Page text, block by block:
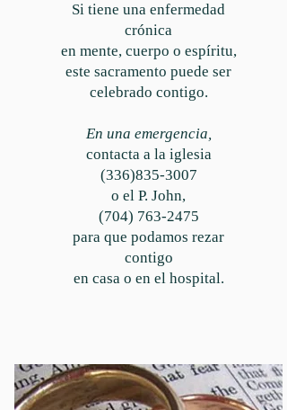
Si tiene una enfermedad
crónica
en mente, cuerpo o espíritu,
este sacramento puede ser
celebrado contigo.
En una emergencia,
contacta a la iglesia
(336)835-3007
o el P. John,
(704) 763-2475
para que podamos rezar
contigo
en casa o en el hospital.